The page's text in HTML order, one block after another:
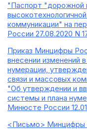
"Паспорт "дорожной
коммуникации" на
России 27.08.2020 N
Приказ Минцифры
внесении изменений
нумерации,
связи и массовых
"Об утверждении и
системы и плана
Минюсте России
<Письмо> Минцифры